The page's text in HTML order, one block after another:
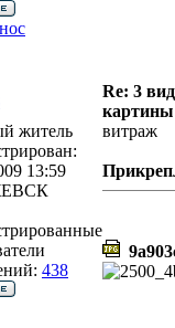
Re: 3
картины
житель
13:59
438
витраж